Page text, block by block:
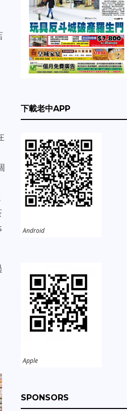
下載老中APP
Android
Apple
SPONSORS